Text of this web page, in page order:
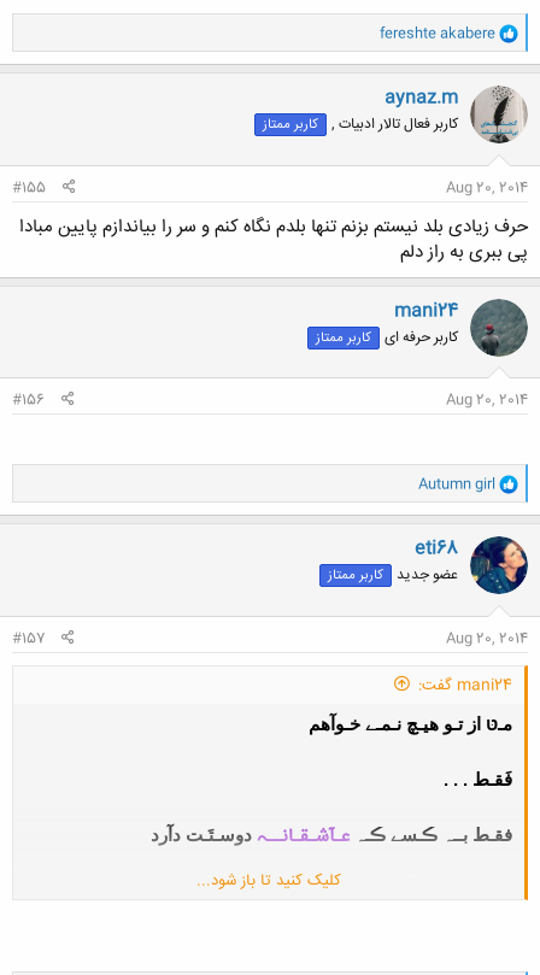
و
ا
ک
ن
ش
ه
ا
fereshte akabere
aynaz.m
کاربر فعال تالار ادبیات , کاربر ممتاز
Aug 20, 2014
#155
حرف زیادی بلد نیستم بزنم تنها بلدم نگاه کنم و سر را بیاندازم پایین مبادا
پی ببری به راز دلم
mani24
کاربر حرفه ای کاربر ممتاز
Aug 20, 2014
#156
و
ا
ک
ن
ش
ه
ا
Autumn girl
eti68
عضو جدید کاربر ممتاز
Aug 20, 2014
#157
mani24 گفت:
مـטּ از تـو هیـچ نـمـے خـوآهم
فَقـط . . .
فقـط بــہ ڪـسے ڪـہ عـآشـقـانــہ دوسـتَـت دآرد
بگـو حـلآلـم ڪُنـد اگـر هنـوز شـب هآ ٬
کلیک کنید تا باز شود...